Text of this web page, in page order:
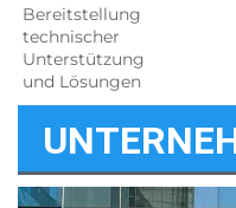
Bereitstellung
technischer
Unterstützung
und Lösungen